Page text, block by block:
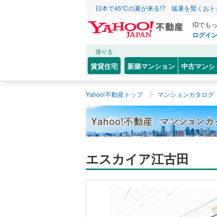
日本で45℃の夏が来る!? 猛暑を賢くおト
IDでも
ログイン
借りる
賃貸住宅 新築マンション 中古マンシ
Yahoo!不動産トップ マンションカタログ
エスカイア江古田